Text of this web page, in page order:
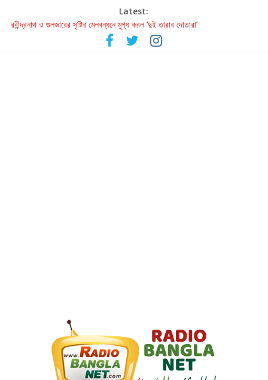
Latest:
রবীন্দ্রনাথ ও গুলজারের সৃষ্টির মেলবন্ধনে মুগ্ধ করল ‘দুই তারার দোতারা’
কলের গান থেকে রীলস্ — বাঙালির গান শোনার বিবর্তনের গল্প
জগন্নাথমঙ্গলম্ — বাংলায় প্রথমবার মঞ্চে এবার রথযাত্রার উদযাপন